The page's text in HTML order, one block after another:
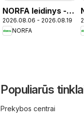
NORFA leidinys -
Mokykla
2026.08.06 - 2026.08.19
NORFA
Populiarūs
Prekybos centrai